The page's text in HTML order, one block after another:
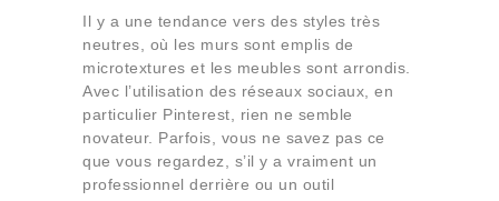
Il y a une tendance vers des styles très
neutres, où les murs sont emplis de
microtextures et les meubles sont arrondis.
Avec l’utilisation des réseaux sociaux, en
particulier Pinterest, rien ne semble
novateur. Parfois, vous ne savez pas ce
que vous regardez, s’il y a vraiment un
professionnel derrière ou un outil